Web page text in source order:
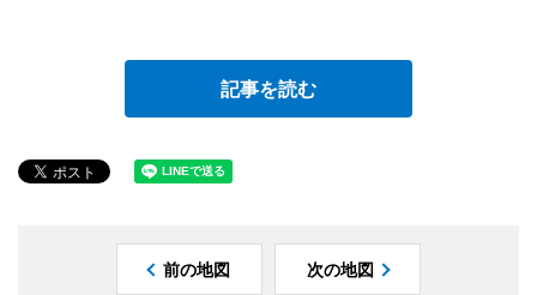
記事を読む
前の地図 次の地図